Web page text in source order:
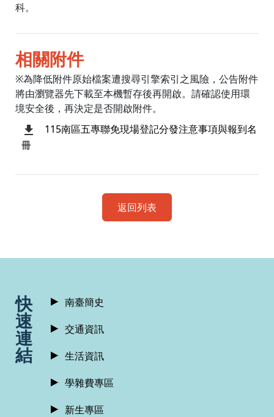
科。
相關附件
※為降低附件原始檔案遭搜尋引擎索引之風險，公告附件
將由瀏覽器先下載至本機暫存後再開啟。請確認使用環
境安全後，再決定是否開啟附件。
115南區五專聯免現場登記分發注意事項與報到名
冊
返回列表
快
速
連
結
南臺簡史
交通資訊
生活資訊
學雜費專區
新生專區